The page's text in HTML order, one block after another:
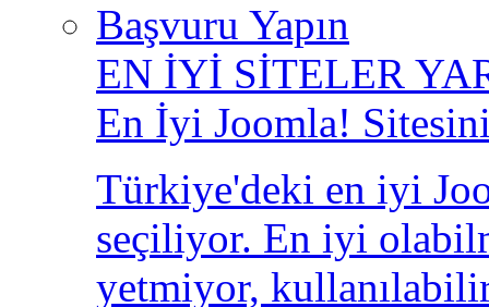
Başvuru Yapın
EN İYİ SİTELER
En İyi Joomla!
Türkiye'deki en iyi
seçiliyor. En iyi
yetmiyor,